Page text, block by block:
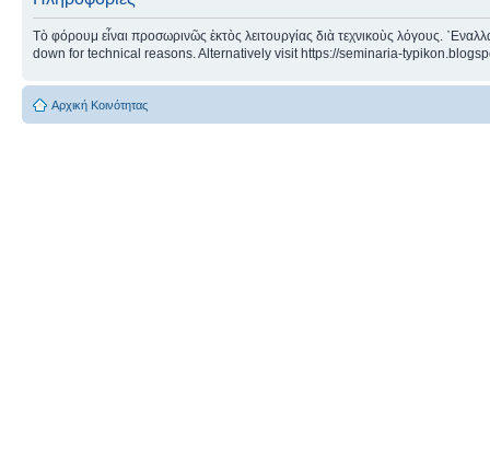
Τὸ φόρουμ εἶναι προσωρινῶς ἐκτὸς λειτουργίας διὰ τεχνικοὺς λόγους.
down for technical reasons. Alternatively visit https://seminaria-
Αρχική Κοινότητας